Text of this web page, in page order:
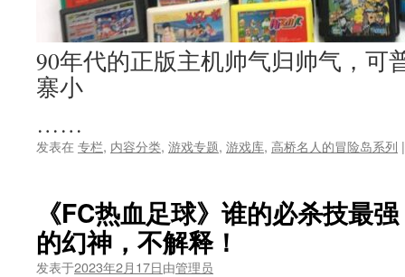
90年代的正版主机帅气归帅气，可
寨小
……
发表在 专栏, 内容分类, 游戏专题, 游戏库, 高桥名人的冒险岛系列 |
《FC热血足球》谁的必杀技最
的幻神，不解释！
发表于2023年2月17日由管理员